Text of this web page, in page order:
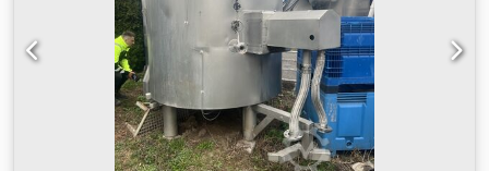
ناوبری, فیلتر دوده, قفل دیفرانسیل, قفل مرکزی, کروز کنترل,
گرم‌کن صندلی,